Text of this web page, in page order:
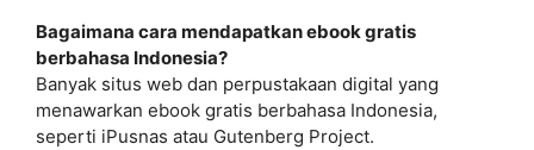
Bagaimana cara mendapatkan ebook gratis
berbahasa Indonesia?
Banyak situs web dan perpustakaan digital yang
menawarkan ebook gratis berbahasa Indonesia,
seperti iPusnas atau Gutenberg Project.